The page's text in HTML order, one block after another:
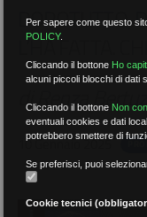
DOPOTUTTO,
L’HA FATTA.
di Renza
10 Gennaio 2025
Per sapere come questo
POLICY.
Cliccando il bottone Ho
alcuni piccoli blocchi di dati
Cliccando il bottone Non
eventuali cookies e dati
potrebbero smettere di
Se preferisci, puoi
Cookie tecnici